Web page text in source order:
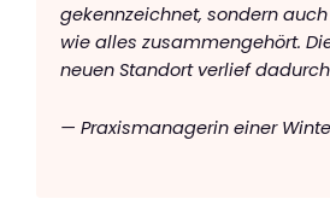
gekennzeichnet, sondern
wie alles zusammengehört.
neuen Standort verlief
— Praxismanagerin einer